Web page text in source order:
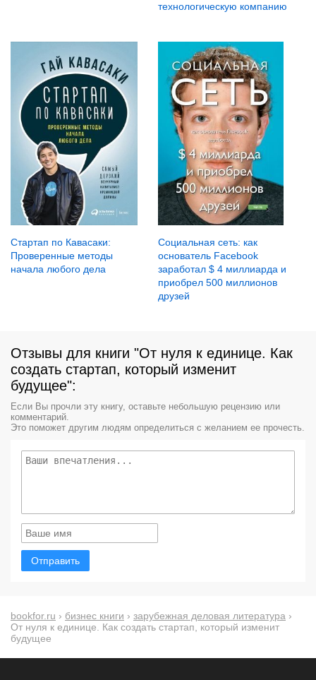
технологическую компанию
Стартап по Кавасаки:
Проверенные методы
начала любого дела
Социальная сеть: как
основатель Facebook
заработал $ 4 миллиарда и
приобрел 500 миллионов
друзей
Отзывы для книги "От нуля к единице. Как
создать стартап, который изменит
будущее":
Если Вы прочли эту книгу, оставьте небольшую рецензию или
комментарий.
Это поможет другим людям определиться с желанием ее прочесть.
Отправить
bookfor.ru › бизнес книги › зарубежная деловая литература ›
От нуля к единице. Как создать стартап, который изменит
будущее